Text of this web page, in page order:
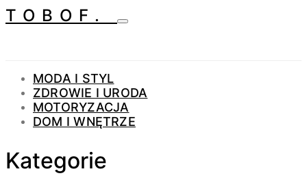
TOBOF.
MODA I STYL
ZDROWIE I URODA
MOTORYZACJA
DOM I WNĘTRZE
Kategorie